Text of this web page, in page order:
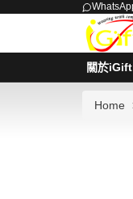
關於iGift
Home